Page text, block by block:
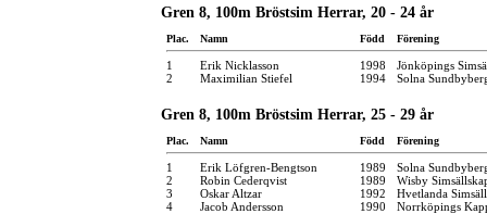
Gren 8, 100m Bröstsim Herrar, 20 - 24 år
Plac. Namn Född Förening
1 Erik Nicklasson 1998
Jönköpings
2
Maximilian Stiefel 1994 Solna
Gren 8, 100m Bröstsim Herrar, 25 - 29 år
Plac. Namn Född Förening
1 Erik Löfgren-Bengtson 1989
Solna
2
Robin Cederqvist 1989
Wisby
3
Oskar Altzar 1992
Hvetlanda
4
Jacob Andersson 1990 Norrköpings